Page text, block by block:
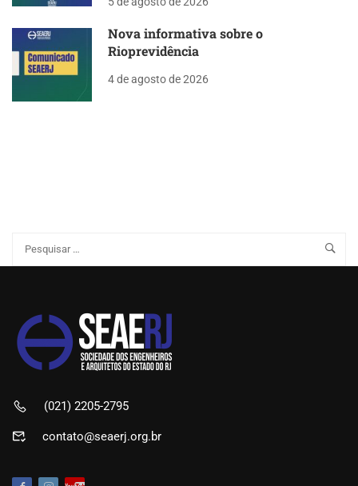
Nova informativa sobre o
Rioprevidência
4 de agosto de 2026
(021) 2205-2795
contato@seaerj.org.br